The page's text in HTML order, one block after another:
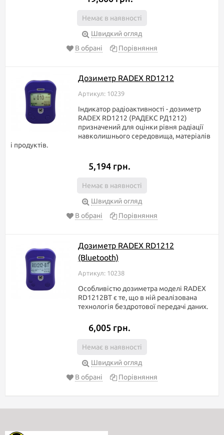
Немає в наявності
Швидкий огляд
В обрані
Порівняння
Дозиметр RADEX RD1212
Артикул: 10239
Індикатор радіоактивності - дозиметр
RADEX RD1212 (РАДЕКС РД1212)
призначений для оцінки рівня радіації
навколишнього середовища, матеріалів
і продуктів.
5,194 грн.
Немає в наявності
Швидкий огляд
В обрані
Порівняння
Дозиметр RADEX RD1212
(Bluetooth)
Артикул: 10238
Особливістю дозиметра моделі RADEX
RD1212BT є те, що в ній реалізована
технологія бездротової передачі даних.
6,005 грн.
Немає в наявності
Швидкий огляд
В обрані
Порівняння